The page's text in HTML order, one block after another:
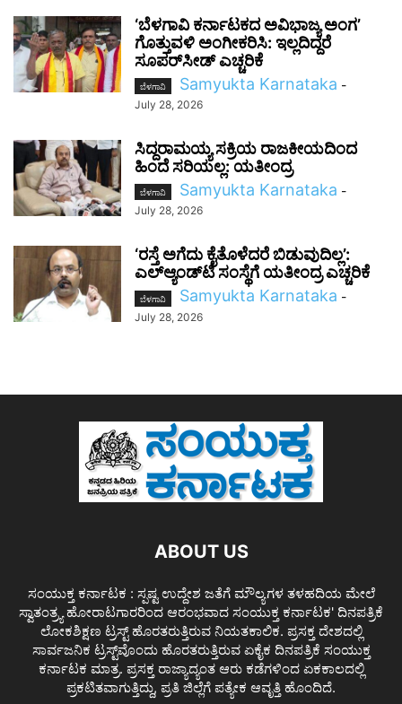
‘ಬೆಳಗಾವಿ ಕರ್ನಾಟಕದ ಅವಿಭಾಜ್ಯ ಅಂಗ’
ಗೊತ್ತುವಳಿ ಅಂಗೀಕರಿಸಿ: ಇಲ್ಲದಿದ್ದರೆ
ಸೂಪರ್‌ಸೀಡ್ ಎಚ್ಚರಿಕೆ
ಬೆಳಗಾವಿ Samyukta Karnataka -
July 28, 2026
ಸಿದ್ದರಾಮಯ್ಯ ಸಕ್ರಿಯ ರಾಜಕೀಯದಿಂದ
ಹಿಂದೆ ಸರಿಯಲ್ಲ: ಯತೀಂದ್ರ
ಬೆಳಗಾವಿ Samyukta Karnataka -
July 28, 2026
‘ರಸ್ತೆ ಅಗೆದು ಕೈತೊಳೆದರೆ ಬಿಡುವುದಿಲ್ಲ’:
ಎಲ್‌ಆ್ಯಂಡ್‌ಟಿ ಸಂಸ್ಥೆಗೆ ಯತೀಂದ್ರ ಎಚ್ಚರಿಕೆ
ಬೆಳಗಾವಿ Samyukta Karnataka -
July 28, 2026
ABOUT US
ಸಂಯುಕ್ತ ಕರ್ನಾಟಕ : ಸ್ಪಷ್ಟ ಉದ್ದೇಶ ಜತೆಗೆ ಮೌಲ್ಯಗಳ ತಳಹದಿಯ ಮೇಲೆ
ಸ್ವಾತಂತ್ರ್ಯ ಹೋರಾಟಗಾರರಿಂದ ಆರಂಭವಾದ ಸಂಯುಕ್ತ ಕರ್ನಾಟಕ' ದಿನಪತ್ರಿಕೆ
ಲೋಕಶಿಕ್ಷಣ ಟ್ರಸ್ಟ್ ಹೊರತರುತ್ತಿರುವ ನಿಯತಕಾಲಿಕ. ಪ್ರಸಕ್ತ ದೇಶದಲ್ಲಿ
ಸಾರ್ವಜನಿಕ ಟ್ರಸ್ಟ್‌ವೊಂದು ಹೊರತರುತ್ತಿರುವ ಏಕೈಕ ದಿನಪತ್ರಿಕೆ ಸಂಯುಕ್ತ
ಕರ್ನಾಟಕ ಮಾತ್ರ. ಪ್ರಸಕ್ತ ರಾಜ್ಯಾದ್ಯಂತ ಆರು ಕಡೆಗಳಿಂದ ಏಕಕಾಲದಲ್ಲಿ
ಪ್ರಕಟಿತವಾಗುತ್ತಿದ್ದು, ಪ್ರತಿ ಜಿಲ್ಲೆಗೆ ಪತ್ಯೇಕ ಆವೃತ್ತಿ ಹೊಂದಿದೆ.